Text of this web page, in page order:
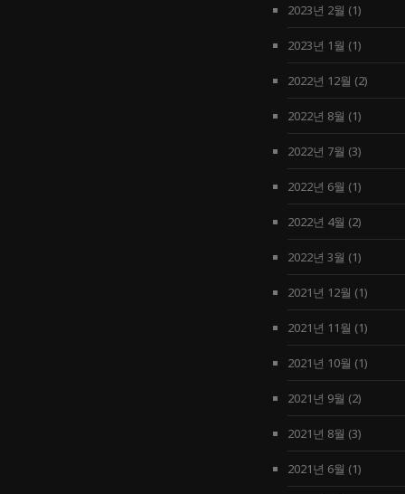
2023년 2월 (1)
2023년 1월 (1)
2022년 12월 (2)
2022년 8월 (1)
2022년 7월 (3)
2022년 6월 (1)
2022년 4월 (2)
2022년 3월 (1)
2021년 12월 (1)
2021년 11월 (1)
2021년 10월 (1)
2021년 9월 (2)
2021년 8월 (3)
2021년 6월 (1)